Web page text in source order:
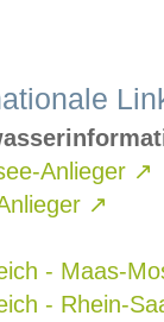
Anlieger ↗
↗
- Maas-
- Rhein-